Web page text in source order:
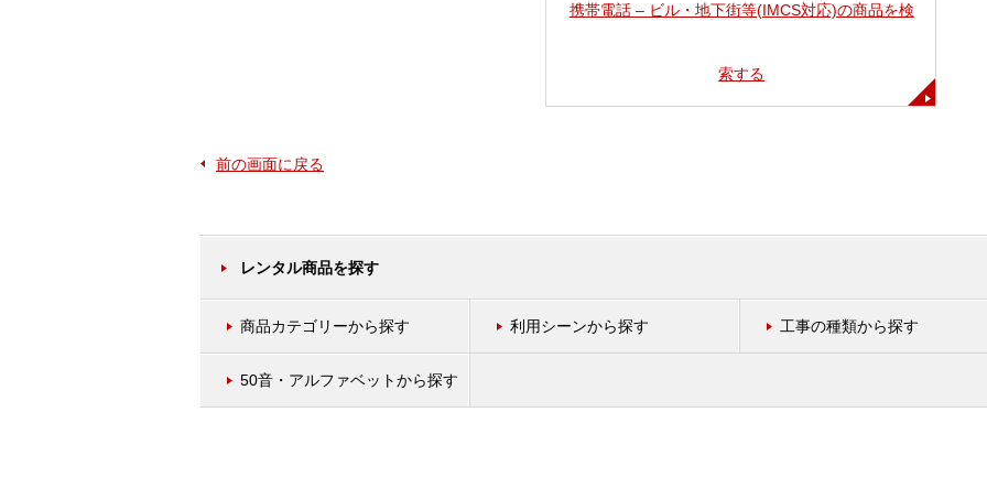
携帯電話 – ビル・地下街等(IMCS対応)の商品を検
索する
前の画面に戻る
レンタル商品を探す
商品カテゴリーから探す 利用シーンから探す 工事の種類から探す
50音・アルファベットから探す